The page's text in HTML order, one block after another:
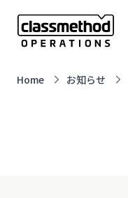
Home お知らせ